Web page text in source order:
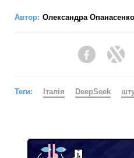
Автор: Олександра Опанасенко
Facebook
Теги: Італія DeepSeek